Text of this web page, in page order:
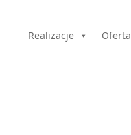
Realizacje Oferta